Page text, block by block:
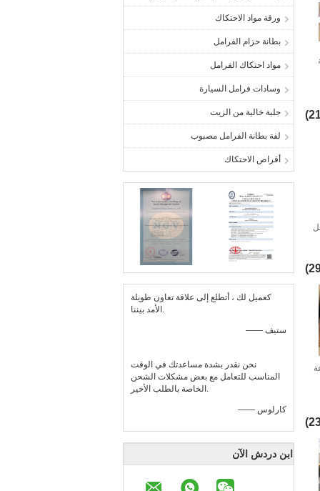
ورقة مواد الاحتكاك
بطانة حزام الفرامل
مواد احتكاك الفرامل
وسادات فرامل السيارة
جلبة خالية من الزيت
لفة بطانة الفرامل مصبوب
أقراص الاحتكاك
كعميل لك ، أتطلع إلى علاقة تعاون طويلة
الأمد بيننا.
—— ستيف
نحن نقدر بشدة مساعدتك في الوقت
المناسب للتعامل مع بعض مشكلات الشحن
الخاصة بالطلب الأخير.
—— كارلوس
ابن دردش الآن